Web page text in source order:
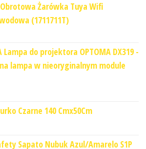
Żarówka Tuya Wifi
(1711711T)
Lampa do projektora OPTOMA DX319 -
lampa w nieoryginalnym module
Czarne 140 Cmx50Cm
Sapato Nubuk Azul/Amarelo S1P